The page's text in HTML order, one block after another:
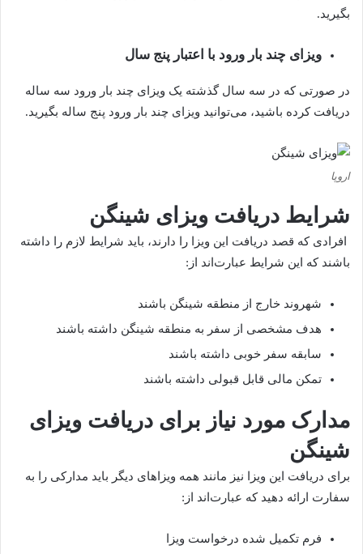
بگیرید.
ویزای چند بار ورود با اعتبار پنج سال
در صورتی که در سه سال گذشته یک ویزای چند بار ورود سه ساله
دریافت کرده باشید، می‌توانید ویزای چند بار ورود پنج ساله بگیرید.
اروپا
شرایط دریافت ویزای شینگن
افرادی که قصد دریافت این ویزا را دارند، باید شرایط لازم را داشته
باشند که این شرایط عبارت‌اند از:
شهروند خارج از منطقه شینگن باشند
هدف مشخصی از سفر به منطقه شینگن داشته باشند
سابقه سفر خوبی داشته باشند
تمکن مالی قابل قبولی داشته باشند
مدارک مورد نیاز برای دریافت ویزای
شینگن
برای دریافت این ویزا نیز مانند همه ویزاهای دیگر باید مدارکی را به
سفارت ارائه دهید که عبارت‌اند از:
فرم تکمیل شده درخواست ویزا